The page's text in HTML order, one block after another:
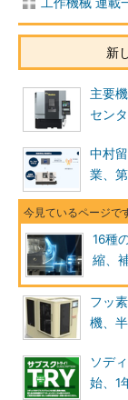
新
主要
セン
中村
業、
16種
縮、
フッ
機、
ソデ
始、1